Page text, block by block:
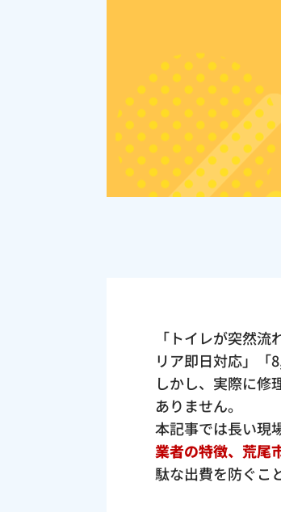
「トイレが突然
リア即日対応」「
しかし、実際に修
ありません。
本記事では長い現
業者の特徴、荒尾
駄な出費を防ぐこ